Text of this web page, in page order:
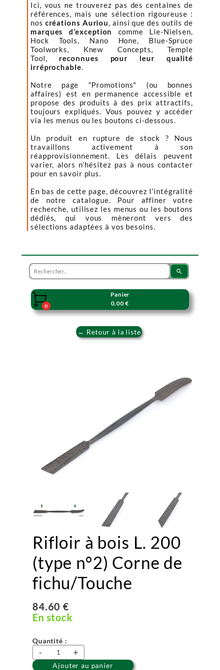
Ici, vous ne trouverez pas des centaines de
références, mais une sélection rigoureuse :
nos créations Auriou, ainsi que des outils de
marques d’exception
comme Lie-Nielsen,
Hock Tools, Nano Hone, Blue-Spruce
Toolworks, Knew Concepts, Temple
Tool, reconnues pour leur qualité
irréprochable.
Notre page "Promotions" (ou bonnes
affaires) est en permanence accessible et
propose des produits à des prix attractifs,
toujours expliqués. Vous pouvez y accéder
via les menus ou les boutons ci-dessous.
Un produit en rupture de stock ? Nous
travaillons activement à son
réapprovisionnement. Les délais peuvent
varier, alors n’hésitez pas à nous contacter
pour en savoir plus.
En bas de cette page, découvrez l’intégralité
de notre catalogue. Pour affiner votre
recherche, utilisez les menus ou les boutons
dédiés, qui vous mèneront vers des
sélections adaptées à vos besoins.
search

0
Panier
0.00 €
← Retour à la liste
Rifloir à bois L. 200
(type n°2) Corne de
fichu/Touche
84.60 €
En stock
Quantité :
- +
Ajouter au panier